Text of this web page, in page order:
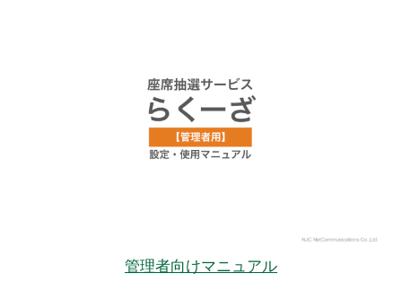
管理者向けマニュアル